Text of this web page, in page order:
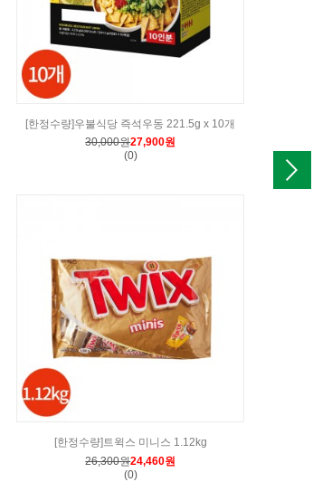
[한정수량]우불식당 즉석우동 221.5g x 10개
30,000원27,900원
(0)
[한정수량]트윅스 미니스 1.12kg
26,300원24,460원
(0)